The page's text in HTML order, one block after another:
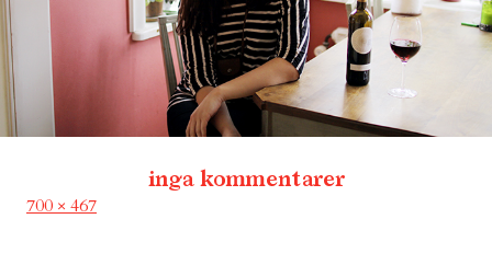
inga kommentarer
Full
700 × 467